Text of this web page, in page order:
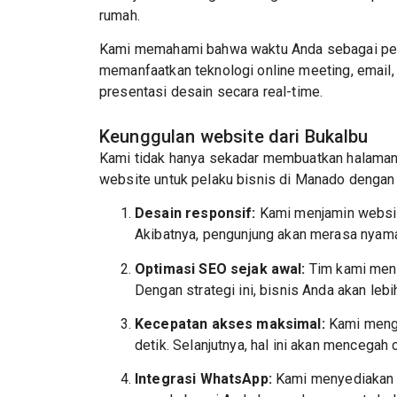
rumah.
Kami memahami bahwa waktu Anda sebagai
memanfaatkan teknologi online meeting,
presentasi desain secara real-time.
Keunggulan website dari Bukalbu
Kami tidak hanya sekadar membuatkan
website untuk pelaku bisnis di Manado
Desain responsif: Kami menjamin
Akibatnya, pengunjung akan merasa
Optimasi SEO sejak awal: Tim kami
Dengan strategi ini, bisnis Anda akan
Kecepatan akses maksimal:Kami
detik. Selanjutnya, hal ini akan
Integrasi WhatsApp:Kami